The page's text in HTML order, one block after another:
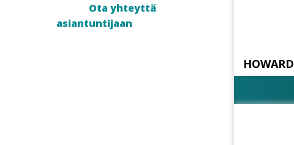
Ota yhteyttä
asiantuntijaan